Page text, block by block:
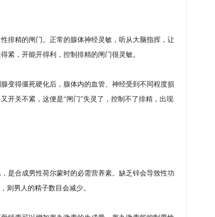
排精的闸门。正常的腺体神经灵敏，听从大脑指挥，让
紧，开能开得利，控制排精的闸门很灵敏。
变得僵死硬化后，腺体内的血管、神经受到不同程度损
开关不紧，这便是“闸门”失灵了，控制不了排精，出现
是合成男性荷尔蒙时的必需营养素。缺乏锌会导致性功
则男人的精子数目会减少。